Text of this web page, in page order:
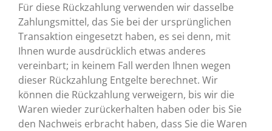
Für diese Rückzahlung verwenden wir dasselbe
Zahlungsmittel, das Sie bei der ursprünglichen
Transaktion eingesetzt haben, es sei denn, mit
Ihnen wurde ausdrücklich etwas anderes
vereinbart; in keinem Fall werden Ihnen wegen
dieser Rückzahlung Entgelte berechnet. Wir
können die Rückzahlung verweigern, bis wir die
Waren wieder zurückerhalten haben oder bis Sie
den Nachweis erbracht haben, dass Sie die Waren